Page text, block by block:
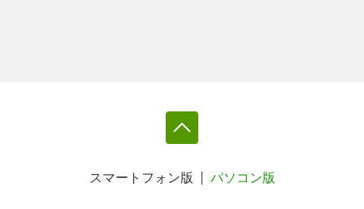
スマートフォン版 パソコン版